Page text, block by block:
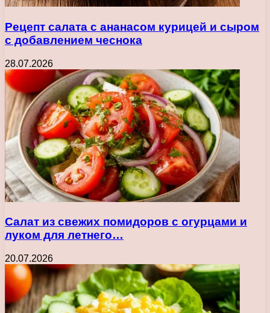
Рецепт салата с ананасом курицей и сыром
с добавлением чеснока
28.07.2026
Салат из свежих помидоров с огурцами и
луком для летнего…
20.07.2026